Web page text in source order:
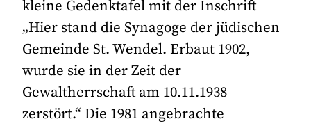
kleine Gedenktafel mit der Inschrift
„Hier stand die Synagoge der jüdischen
Gemeinde St. Wendel. Erbaut 1902,
wurde sie in der Zeit der
Gewaltherrschaft am 10.11.1938
zerstört.“ Die 1981 angebrachte